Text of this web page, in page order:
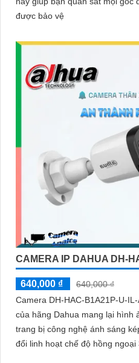
được bảo vệ
CAMERA IP DAHUA DH-
640,000 ₫
640,000 ₫
Camera DH-HAC-B1A21P-U-
của hãng Dahua mang lại hình
trang bị công nghệ ánh sáng
đổi linh hoạt chế độ hồng